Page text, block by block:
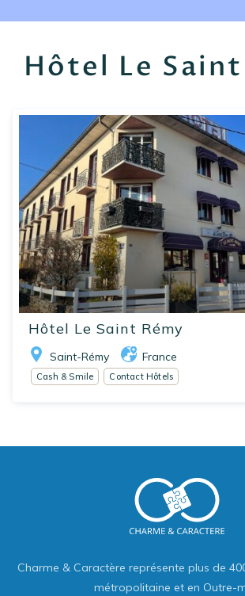
Hôtel Le Saint
Hôtel Le Saint Rémy
Saint-Rémy France
Cash & Smile Contact Hôtels
Charme & Caractère représente plus de
métropolitaine et en Outre-